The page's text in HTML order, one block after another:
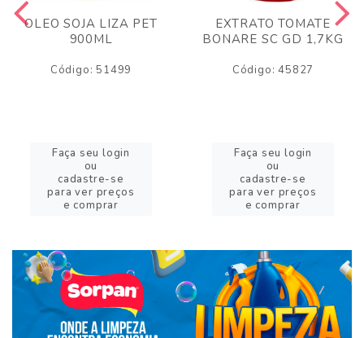
OLEO SOJA LIZA PET
900ML
Código: 51499
Faça seu login
ou
cadastre-se
para ver preços
e comprar
EXTRATO TOMATE
BONARE SC GD 1,7KG
Código: 45827
Faça seu login
ou
cadastre-se
para ver preços
e comprar